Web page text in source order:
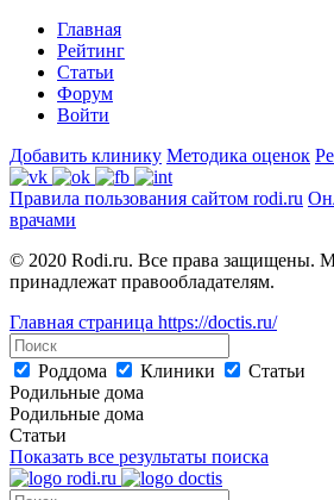
Главная
Рейтинг
Статьи
Форум
Войти
Добавить клинику Методика оценок
Правила пользования сайтом rodi.ru
врачами
© 2020 Rodi.ru. Все права защищены.
принадлежат правообладателям.
Главная страница https://doctis.ru/
Роддома Клиники
Статьи
Родильные дома
Родильные дома
Статьи
Показать все результаты поиска